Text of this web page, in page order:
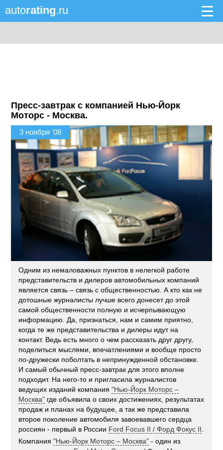
autorating.ru
Пресс-завтрак с компанией Нью-Йорк
Моторс - Москва.
3 ноября '08
Одним из немаловажных пунктов в нелегкой работе
представительств и дилеров автомобильных компаний
является связь – связь с общественностью. А кто как не
дотошные журналисты лучше всего донесет до этой
самой общественности полную и исчерпывающую
информацию. Да, признаться, нам и самим приятно,
когда те же представительства и дилеры идут на
контакт. Ведь есть много о чем рассказать друг другу,
поделиться мыслями, впечатлениями и вообще просто
по-дружески поболтать в непринужденной обстановке.
И самый обычный пресс-завтрак для этого вполне
подходит. На него-то и пригласила журналистов
ведущих изданий компания"Нью-Йорк Моторс –
Москва" где объявила о своих достижениях, результатах
продаж и планах на будущее, а так же представила
второе поколение автомобиля завоевавшего сердца
россиян - первый в России Ford Focus II / Форд Фокус II
Компания"Нью-Йорк Моторс – Москва" - один из